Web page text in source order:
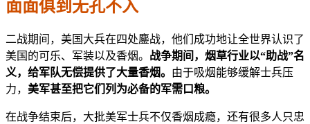
面面俱到 无孔不入
二战期间，美国大兵在四处鏖战，他们成功地让全世界认识了
美国的可乐、军装以及香烟。 战争期间，烟草行业以“助战”名
义，给军队无偿提供了大量香烟。 由于吸烟能够缓解士兵压
力， 美军甚至把它们列为必备的军需口粮。
在战争结束后，大批美军士兵不仅香烟成瘾，还有很多人只忠